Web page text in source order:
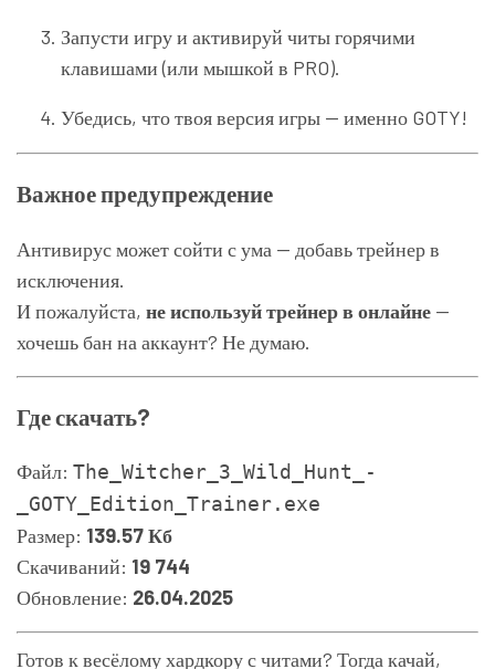
Запусти игру и активируй читы горячими
клавишами (или мышкой в PRO).
Убедись, что твоя версия игры — именно GOTY!
Важное предупреждение
Антивирус может сойти с ума — добавь трейнер в
исключения.
И пожалуйста, не используй трейнер в онлайне —
хочешь бан на аккаунт? Не думаю.
Где скачать?
Файл: The_Witcher_3_Wild_Hunt_-
_GOTY_Edition_Trainer.exe
Размер: 139.57 Кб
Скачиваний: 19 744
Обновление: 26.04.2025
Готов к весёлому хардкору с читами? Тогда качай,